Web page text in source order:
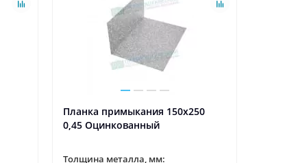
Планка примыкания 150х250
0,45 Оцинкованный
Толщина металла, мм: